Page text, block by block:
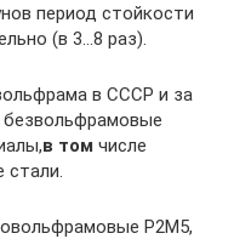
период стойкости
(в 3…8 раз).
в СССР и за
в том числе
Р2М5,